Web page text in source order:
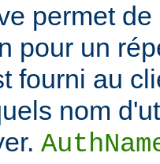
permet
pour un
fourni au
nom